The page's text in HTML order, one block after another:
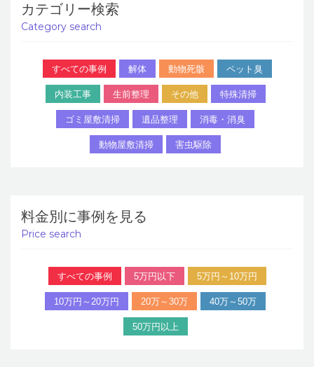
カテゴリー検索
Category search
すべての事例 解体 動物死骸 ペット臭
内装工事 生前整理 その他 特殊清掃
ゴミ屋敷清掃 遺品整理 消毒・消臭
動物屋敷清掃 害虫駆除
料金別に事例を見る
Price search
すべての事例 5万円以下 5万円～10万円
10万円～20万円 20万～30万 40万～50万
50万円以上